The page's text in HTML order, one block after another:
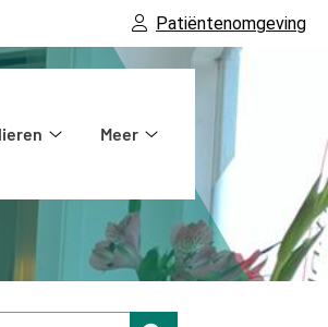
Patiëntenomgeving
Meer
submenu